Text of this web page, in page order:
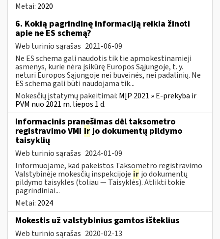
Metai: 2020
6. Kokią pagrindinę informaciją reikia žinoti
apie ne ES schemą?
Web turinio sąrašas 2021-06-09
Ne ES schema gali naudotis tik tie apmokestinamieji
asmenys, kurie nėra įsikūrę Europos Sąjungoje, t. y.
neturi Europos Sąjungoje nei buveinės, nei padalinių. Ne
ES schema gali būti naudojama tik...
Mokesčių įstatymų pakeitimai: MĮP 2021 » E-prekyba ir
PVM nuo 2021 m. liepos 1 d.
Informacinis pranešimas dėl taksometro
registravimo VMI irjo dokumentų pildymo
taisyklių
Web turinio sąrašas 2024-01-09
Informuojame, kad pakeistos Taksometro registravimo
Valstybinėje mokesčių inspekcijoje ir jo dokumentų
pildymo taisyklės (toliau — Taisyklės). Atlikti tokie
pagrindiniai...
Metai: 2024
Mokestis už valstybinius gamtos išteklius
Web turinio sąrašas 2020-02-13